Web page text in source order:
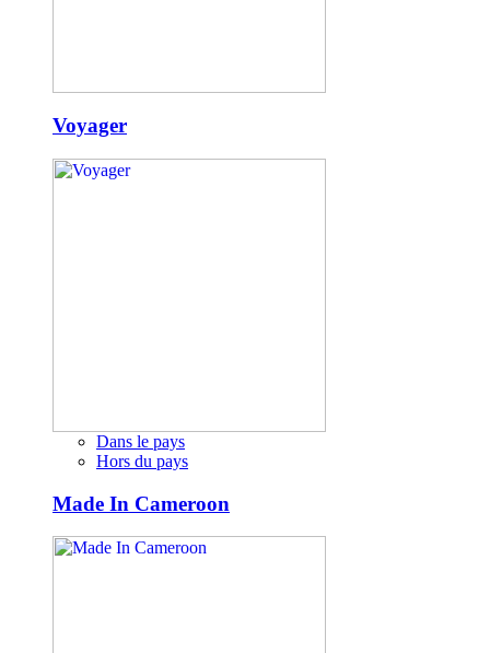
Voyager
Dans le pays
Hors du pays
Made In Cameroon